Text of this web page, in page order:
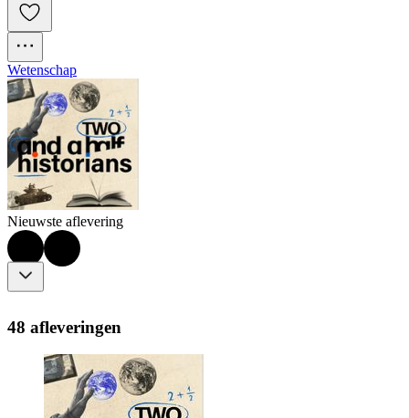
Wetenschap
Nieuwste aflevering
48 afleveringen